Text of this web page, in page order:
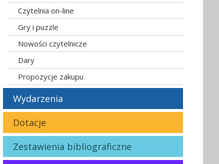
Czytelnia on-line
Gry i puzzle
Nowości czytelnicze
Dary
Propozycje zakupu
Wydarzenia
Dotacje
Zestawienia bibliograficzne